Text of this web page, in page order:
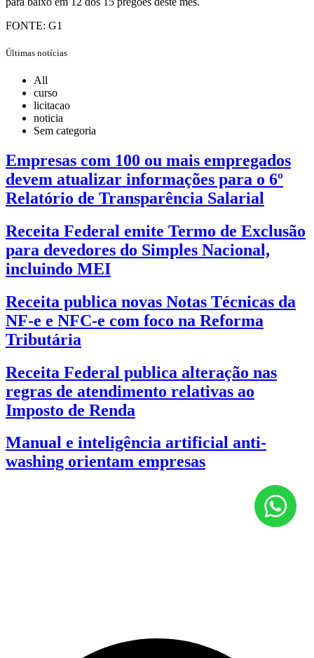
FONTE: G1
Últimas notícias
All
curso
licitacao
noticia
Sem categoria
Empresas com 100 ou mais empregados
devem atualizar informações para o 6º
Relatório de Transparência Salarial
Receita Federal emite Termo de Exclusão
para devedores do Simples Nacional,
incluindo MEI
Receita publica novas Notas Técnicas da
NF-e e NFC-e com foco na Reforma
Tributária
Receita Federal publica alteração nas
regras de atendimento relativas ao
Imposto de Renda
Manual e inteligência artificial anti-
washing orientam empresas